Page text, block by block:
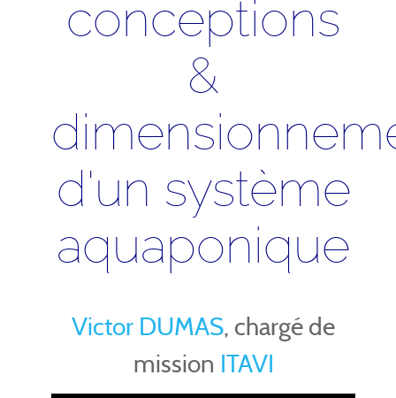
conceptions
&
d'un système
aquaponique
Victor DUMAS, chargé de
mission ITAVI